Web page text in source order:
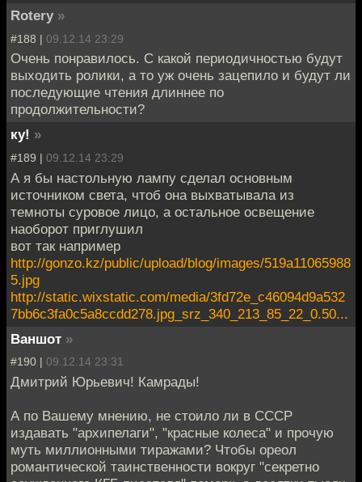
Rotery »
#188 | 09.12.14 23:29
Очень понравилось. С какой периодичностью будут
выходить ролики, а то уж очень зацепило и будут ли
последующие чтения длиннее по
продолжительности?
ку! »
#189 | 09.12.14 23:29
А я бы настольную лампу сделал основным
источником света, чтоб она выхватывала из
темноты суровое лицо, а остальное освещение
наоборот приглушил
вот так например
http://gonzo.kz/public/upload/blog/images/519a11065988
5.jpg
http://static.wixstatic.com/media/3fd72e_c46094d9a532
7bb6c3fa0c5a8ccdd278.jpg_srz_340_213_85_22_0.50...
Ваншот »
#190 | 09.12.14 23:31
Дмитрий Юрьевич! Камрады!
А по Вашему мнению, не стоило ли в СССР
издавать "архипелаги", "красные колеса" и прочую
муть миллионными тиражами? Чтобы ореол
романтической таинственности вокруг "секретно